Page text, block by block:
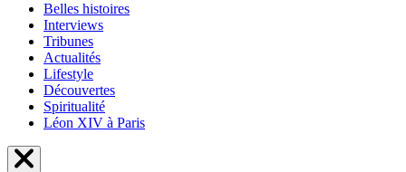
Belles histoires
Interviews
Tribunes
Actualités
Lifestyle
Découvertes
Spiritualité
Léon XIV à Paris